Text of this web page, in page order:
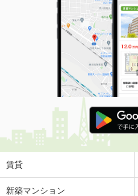
賃貸
新築マンション